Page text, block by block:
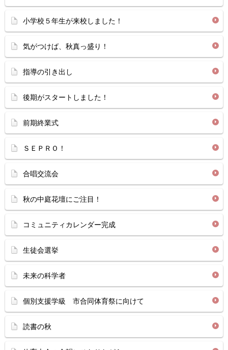
小学校５年生が来校しました！
気がつけば、秋真っ盛り！
指導の引き出し
後期がスタートしました！
前期終業式
ＳＥＰＲＯ！
合唱交流会
秋の中庭花壇にご注目！
コミュニティカレンダー完成
生徒会選挙
未来の科学者
個別支援学級 市合同体育祭に向けて
読書の秋